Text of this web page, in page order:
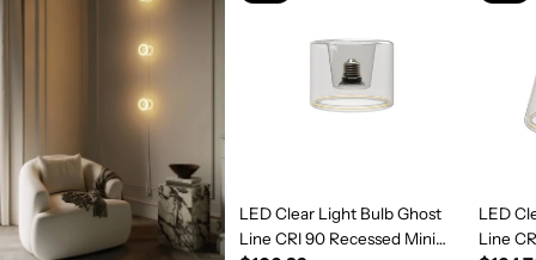
LED Clear Light Bulb Ghost
Line CRI 90 Recessed Mini
LED
Line